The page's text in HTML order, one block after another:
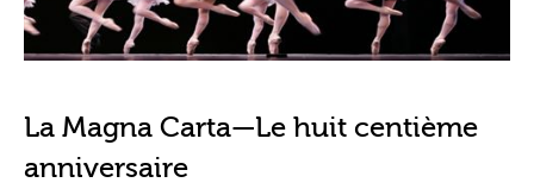
La Magna Carta—Le huit centième
anniversaire